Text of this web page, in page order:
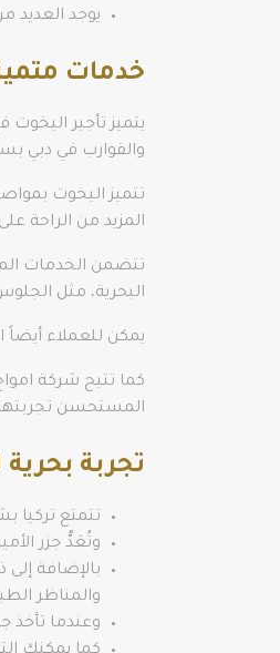
يوجد العديد
خدمات
يتميز تأجير
والقوارب في دبي بسعة
تتميز اليخوت
المزيد من الراحة
تتضمن الخدمات
البحرية، مثل
يمكن للعملاء أيضاً
كما تتيح شركة
المستحسن
تجربة
تتمتع تركيا
وتُعَدُّ جزر
بالإضافة
والمناظر
وعندما تأخذ